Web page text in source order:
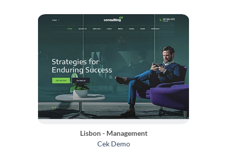
Lisbon - Management
Cek Demo